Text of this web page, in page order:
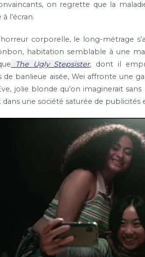
on regrette que la
l’écran.
corporelle, le long-métrage
habitation semblable à une
The Ugly Stepsister, dont il
de banlieue aisée, Wei affronte une
jolie blonde qu’on imaginerait sans
une société saturée de publicités